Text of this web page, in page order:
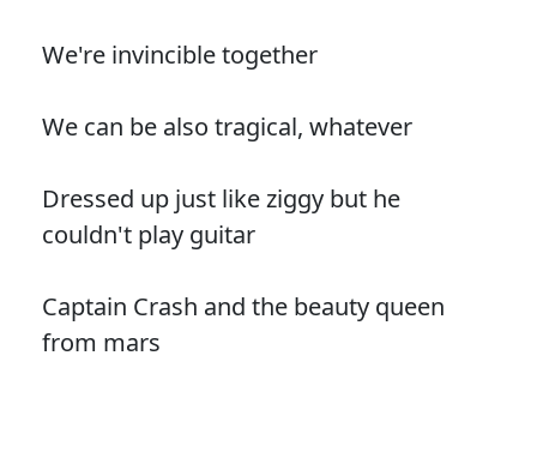
We're invincible together
We can be also tragical, whatever
Dressed up just like ziggy but he
couldn't play guitar
Captain Crash and the beauty queen
from mars